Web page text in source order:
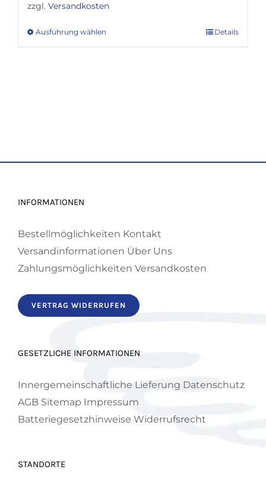
zzgl. Versandkosten
Ausführung wählenDieses
Details
INFORMATIONEN
Bestellmöglichkeiten Kontakt
Versandinformationen Über Uns
Zahlungsmöglichkeiten Versandkosten
VERTRAG WIDERRUFEN
GESETZLICHE INFORMATIONEN
Innergemeinschaftliche Lieferung Datenschutz
AGB Sitemap Impressum
Batteriegesetzhinweise Widerrufsrecht
STANDORTE